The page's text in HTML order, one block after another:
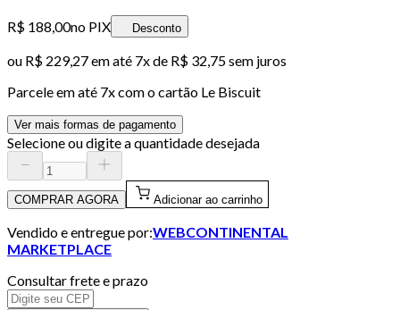
R$ 188,00no PIX Desconto
ou R$ 229,27em até 7x de R$ 32,75 sem juros
Parcele em até 7x com o cartão Le Biscuit
Ver mais formas de pagamento
Selecione ou digite a quantidade desejada
COMPRAR AGORA Adicionar ao carrinho
Vendido e entregue por:WEBCONTINENTAL
MARKETPLACE
Consultar frete e prazo